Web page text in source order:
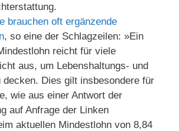
brauchen oft ergänzende
, so eine der Schlagzeilen: »Ein
reicht für viele
aus, um Lebenshaltungs- und
decken. Dies gilt insbesondere für
wie aus einer Antwort der
auf Anfrage der Linken
aktuellen Mindestlohn von 8,84